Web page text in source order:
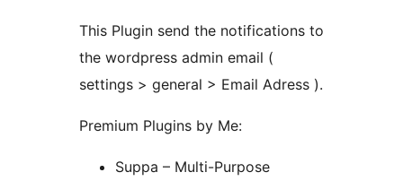
This Plugin send the notifications to
the wordpress admin email (
settings > general > Email Adress ).
Premium Plugins by Me:
Suppa – Multi-Purpose